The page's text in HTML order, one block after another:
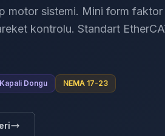
motor sistemi. Mini form faktor
kontrolu. Standart
Kapali Dongu NEMA 17-23